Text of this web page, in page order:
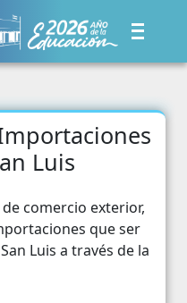
Luis
comercio exterior,
que ser
Luis a través de la